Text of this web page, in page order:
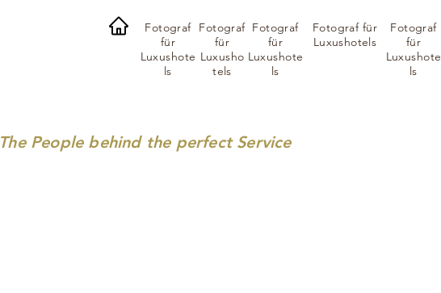
Fotograf
für
Luxushote
ls
Fotograf
für
Luxusho
tels
Fotograf
für
Luxushote
ls
Fotograf für
Luxushotels
Fotograf
für
Luxushote
ls
The People behind the perfect Service